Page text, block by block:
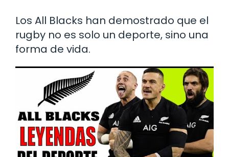
Los All Blacks han demostrado que el
rugby no es solo un deporte, sino una
forma de vida.